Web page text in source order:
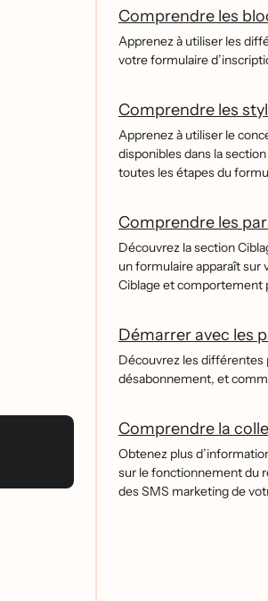
Comprendre les
Apprenez à utiliser les
votre formulaire
Comprendre les
Apprenez à utiliser le
disponibles dans la
toutes les étapes du
Comprendre les
Découvrez la section
un formulaire apparaît sur
Ciblage et comportement
Démarrer avec les
Découvrez les différentes
désabonnement, et
Comprendre la
Obtenez plus
sur le fonctionnement du
des SMS marketing de